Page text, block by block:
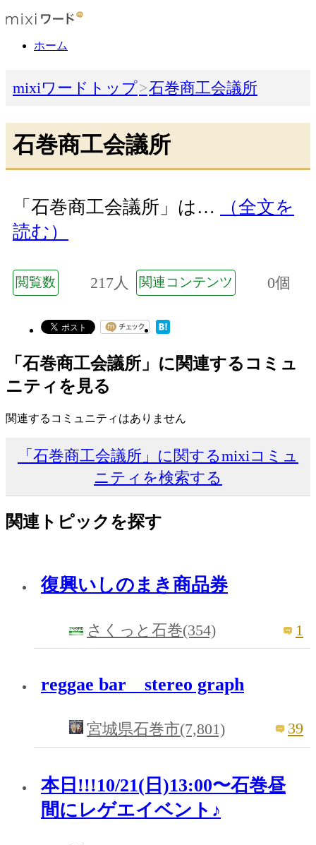
ホーム
mixiワードトップ 石巻商工会議所
石巻商工会議所
「石巻商工会議所」は…
（全文を
読む）
閲覧数 217人 関連コンテンツ 0個
「石巻商工会議所」に関連するコミュ
ニティを見る
関連するコミュニティはありません
「石巻商工会議所」に関するmixiコミュ
ニティを検索する
関連トピックを探す
復興いしのまき商品券
さくっと石巻(354) 1
reggae bar stereo graph
宮城県石巻市(7,801) 39
本日!!!10/21(日)13:00〜石巻昼
間にレゲエイベント♪